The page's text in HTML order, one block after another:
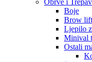
Obrve i
Boje
Brow
Ljepilo
Minival
Ostali